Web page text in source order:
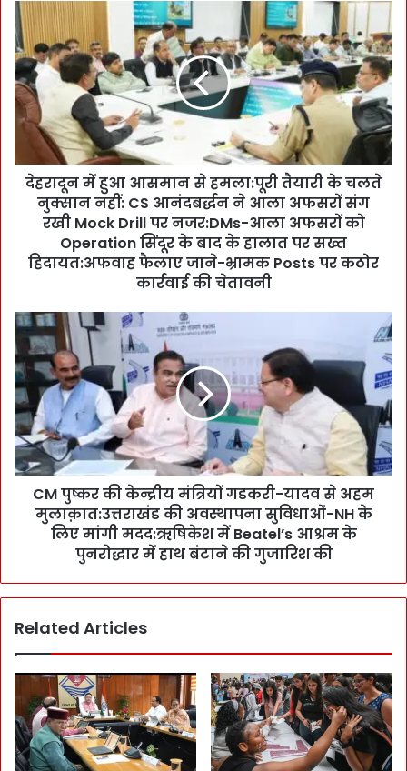
दे
ह
रा
दू
न
में
हु
आ
:
पू
री
तै
या
री
के
च
ल
हीं
:
C
आ
नं
द
ब
र्द्ध
न
देहरादून में हुआ आसमान से हमला:पूरी तैयारी के चलते
नुक्सान नहीं: CS आनंदबर्द्धन ने आला अफसरों संग
रखी Mock Drill पर नजर:DMs-आला अफसरों को
Operation सिंदूर के बाद के हालात पर सख्त
हिदायत:अफवाह फैलाए जाने-भ्रामक Posts पर कठोर
कार्रवाई की चेतावनी
C
M
पु
ष्क
र
की
के
न्द्री
य
क
-
से
अ
ह
म
CM पुष्कर की केन्द्रीय मंत्रियों गडकरी-यादव से अहम
मुलाक़ात:उत्तराखंड की अवस्थापना सुविधाओं-NH के
लिए मांगी मदद:ऋषिकेश में Beatel’s आश्रम के
पुनरोद्धार में हाथ बंटाने की गुजारिश की
Related Articles